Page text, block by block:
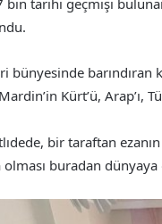
bin tarihi geçmişi
bünyesinde
Kürt’ü,
bir taraftan
buradan